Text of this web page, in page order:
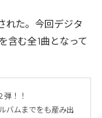
れた。今回デジタ
含む全1曲となって
！！
バムまでをも産み出